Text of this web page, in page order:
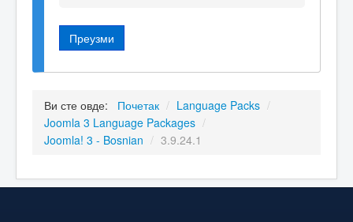
Преузми
Ви сте овде: Почетак / Language Packs /
Joomla 3 Language Packages /
Joomla! 3 - Bosnian / 3.9.24.1